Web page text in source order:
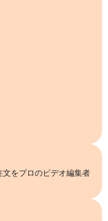
文をプロのビデオ編集者